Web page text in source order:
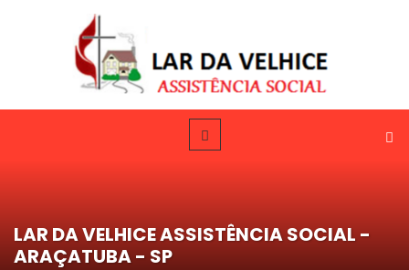
LAR DA VELHICE ASSISTÊNCIA SOCIAL -
ARAÇATUBA - SP